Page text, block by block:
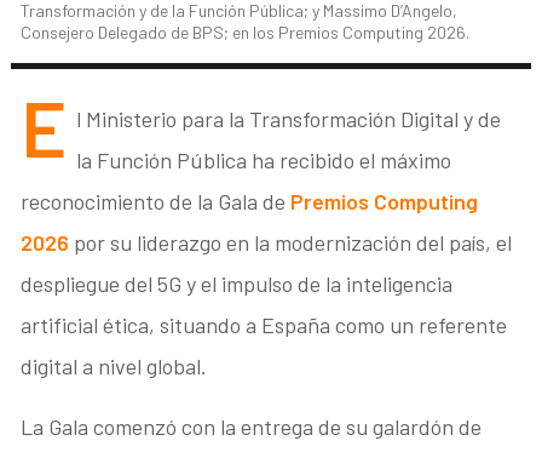
Transformación y de la Función Pública; y Massimo D’Angelo,
Consejero Delegado de BPS; en los Premios Computing 2026.
E l Ministerio para la Transformación Digital y de
la Función Pública ha recibido el máximo
reconocimiento de la Gala de Premios Computing
2026 por su liderazgo en la modernización del país, el
despliegue del 5G y el impulso de la inteligencia
artificial ética, situando a España como un referente
digital a nivel global.
La Gala comenzó con la entrega de su galardón de